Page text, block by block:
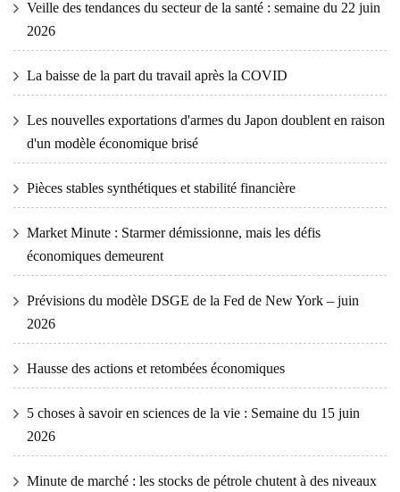
Veille des tendances du secteur de la santé : semaine du 22 juin
2026
La baisse de la part du travail après la COVID
Les nouvelles exportations d'armes du Japon doublent en raison
d'un modèle économique brisé
Pièces stables synthétiques et stabilité financière
Market Minute : Starmer démissionne, mais les défis
économiques demeurent
Prévisions du modèle DSGE de la Fed de New York – juin
2026
Hausse des actions et retombées économiques
5 choses à savoir en sciences de la vie : Semaine du 15 juin
2026
Minute de marché : les stocks de pétrole chutent à des niveaux